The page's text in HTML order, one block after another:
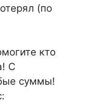
(по
кто
С
суммы!